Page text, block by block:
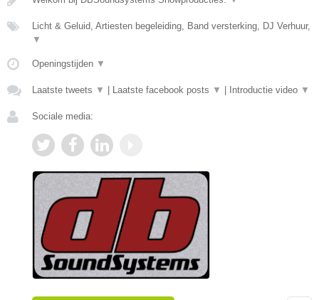
Licht & Geluid, Artiesten begeleiding, Band versterking, DJ Verhuur,
▼
Openingstijden ▼
Laatste tweets ▼ | Laatste facebook posts ▼ | Introductie video ▼
Sociale media: